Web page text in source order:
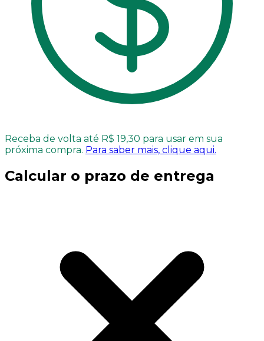
Receba de volta até R$ 19,30 para usar em sua
próxima compra. Para saber mais, clique aqui.
Calcular o prazo de entrega